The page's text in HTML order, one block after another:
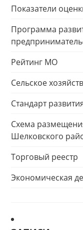
Показатели
Программа
Рейтинг МО
Сельское
Стандарт
Схема
Шелковского
Торговый реестр
Экономическая